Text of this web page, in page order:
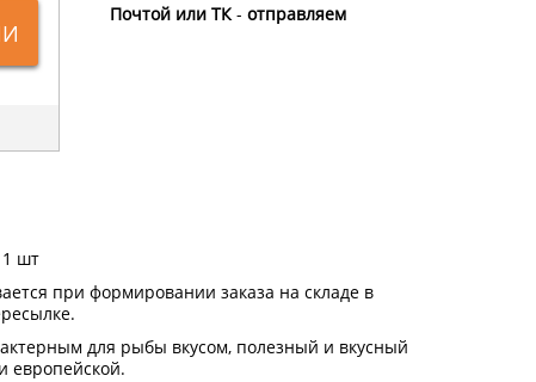
Почтой или ТК- отправляем
1 шт
при формировании заказа на складе в
для рыбы вкусом, полезный и вкусный
европейской.